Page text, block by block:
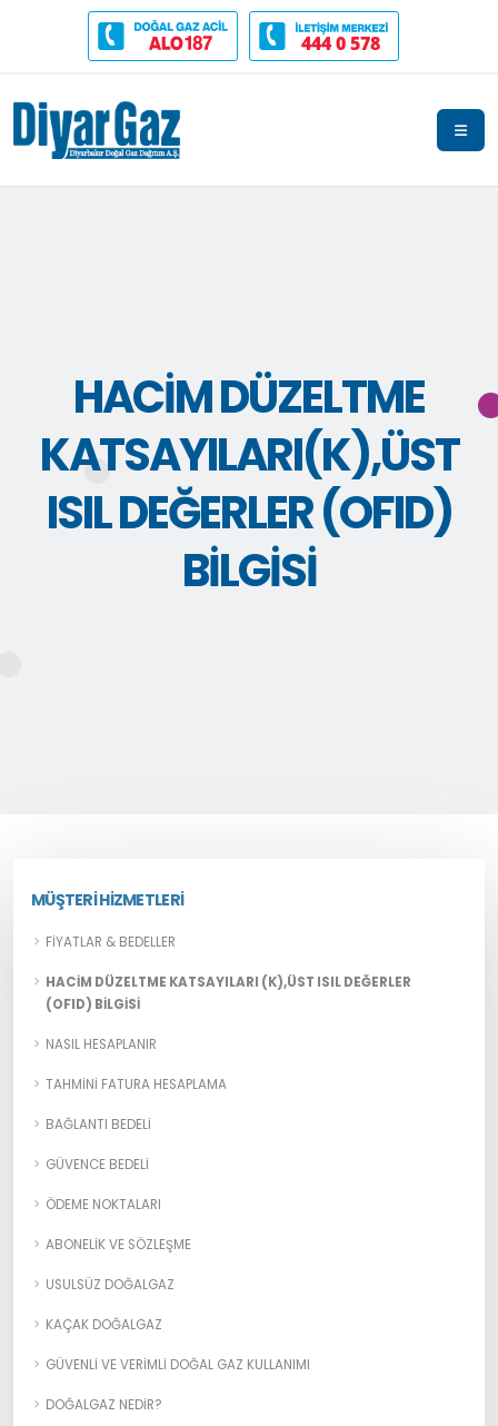
444 0 578
HACIM DÜZELTME
KATSAYILARI(K),ÜST
ISIL DEĞERLER (OFID)
BILGISI
MÜŞTERI HIZMETLERI
FIYATLAR & BEDELLER
HACIM DÜZELTME KATSAYILARI (K),ÜST ISIL DEĞERLER
(OFID) BILGISI
NASIL HESAPLANIR
TAHMINI FATURA HESAPLAMA
BAĞLANTI BEDELI
GÜVENCE BEDELI
ÖDEME NOKTALARI
ABONELIK VE SÖZLEŞME
USULSÜZ DOĞALGAZ
KAÇAK DOĞALGAZ
GÜVENLI VE VERIMLI DOĞAL GAZ KULLANIMI
DOĞALGAZ NEDIR?